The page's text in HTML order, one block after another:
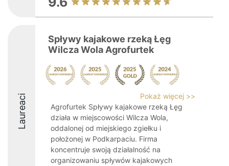
Laureaci
Spływy kajakowe rzeką Łęg
Wilcza Wola Agrofurtek
Pokaż więcej >>
Agrofurtek Spływy kajakowe rzeką Łęg
działa w miejscowości Wilcza Wola,
oddalonej od miejskiego zgiełku i
położonej w Podkarpaciu. Firma
koncentruje swoją działalność na
organizowaniu spływów kajakowych